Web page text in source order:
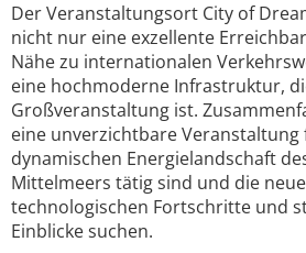
Der Veranstaltungsort City of
nicht nur eine exzellente
Nähe zu internationalen
eine hochmoderne Infrastruktur,
Großveranstaltung ist.
eine unverzichtbare Veranstaltung
dynamischen Energielandschaft
Mittelmeers tätig sind und die
technologischen Fortschritte und
Einblicke suchen.